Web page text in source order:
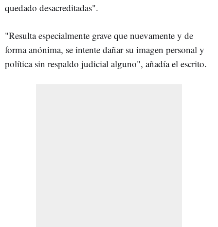
quedado desacreditadas".
"Resulta especialmente grave que nuevamente y de
forma anónima, se intente dañar su imagen personal y
política sin respaldo judicial alguno", añadía el escrito.